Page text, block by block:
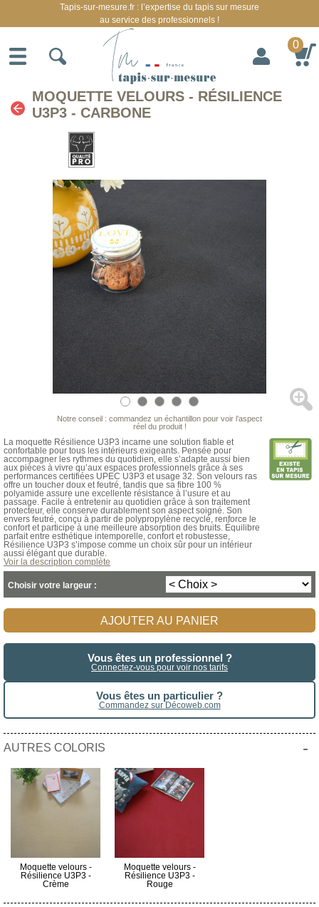
MOQUETTE VELOURS - RÉSILIENCE
U3P3 - CARBONE
Notre conseil : commandez un échantillon pour voir l’aspect
réel du produit !
La moquette Résilience U3P3 incarne une solution fiable et
confortable pour tous les intérieurs exigeants. Pensée pour
accompagner les rythmes du quotidien, elle s’adapte aussi bien
aux pièces à vivre qu’aux espaces professionnels grâce à ses
performances certifiées UPEC U3P3 et usage 32. Son velours ras
offre un toucher doux et feutré, tandis que sa fibre 100 %
polyamide assure une excellente résistance à l’usure et au
passage. Facile à entretenir au quotidien grâce à son traitement
protecteur, elle conserve durablement son aspect soigné. Son
envers feutré, conçu à partir de polypropylène recyclé, renforce le
confort et participe à une meilleure absorption des bruits. Équilibre
parfait entre esthétique intemporelle, confort et robustesse,
Résilience U3P3 s’impose comme un choix sûr pour un intérieur
aussi élégant que durable.
Voir la description complète
Choisir votre largeur :
AJOUTER AU PANIER
Vous êtes un professionnel ?
Connectez-vous pour voir nos tarifs
Vous êtes un particulier ?
Commandez sur Décoweb.com
AUTRES COLORIS -
Moquette velours -
Résilience U3P3 -
Crème
Moquette velours -
Résilience U3P3 -
Rouge
Tapis-sur-mesure.fr : l’expertise du tapis sur mesure
au service des professionnels !
0